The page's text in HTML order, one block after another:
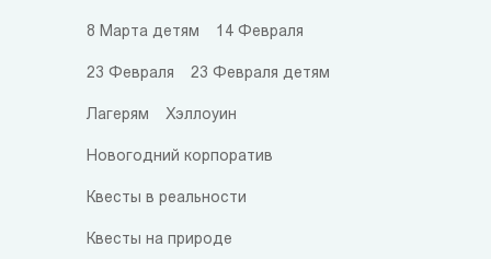
8 Марта детям 14 Февраля
23 Февраля 23 Февраля детям
Лагерям Хэллоуин
Новогодний корпоратив
Квесты в реальности
Квесты на природе